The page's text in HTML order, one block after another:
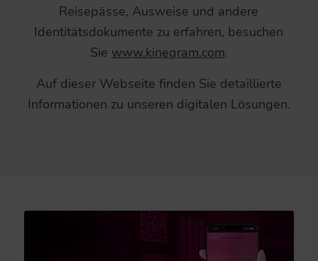
Reisepässe, Ausweise und andere
Identitätsdokumente zu erfahren, besuchen
Sie www.kinegram.com.
Auf dieser Webseite finden Sie detaillierte
Informationen zu unseren digitalen Lösungen.